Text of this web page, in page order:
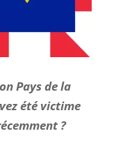
Pays de la
été victime
?